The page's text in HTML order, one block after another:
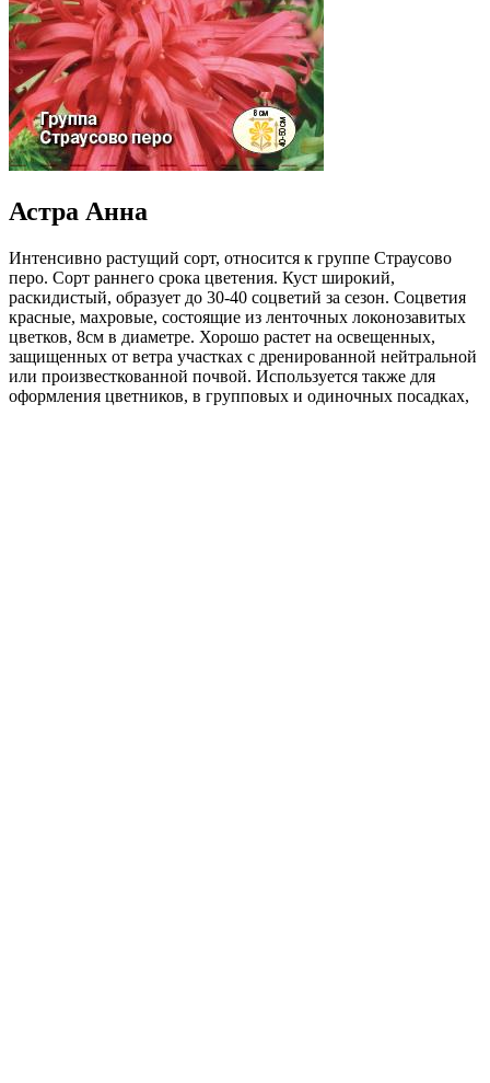
Астра Анна
Интенсивно растущий сорт, относится к группе Страусово
перо. Сорт раннего срока цветения. Куст широкий,
раскидистый, образует до 30-40 соцветий за сезон. Соцветия
красные, махровые, состоящие из ленточных локонозавитых
цветков, 8см в диаметре. Хорошо растет на освещенных,
защищенных от ветра участках с дренированной нейтральной
или произвесткованной почвой. Используется также для
оформления цветников, в групповых и одиночных посадках,